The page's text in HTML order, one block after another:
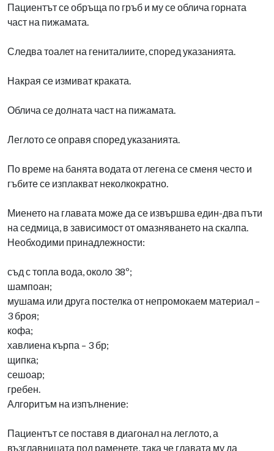
Пациентът се обръща по гръб и му се облича горната
част на пижамата.
Следва тоалет на гениталиите, според указанията.
Накрая се измиват краката.
Облича се долната част на пижамата.
Леглото се оправя според указанията.
По време на банята водата от легена се сменя често и
гъбите се изплакват неколкократно.
Миенето на главата може да се извършва един-два пъти
на седмица, в зависимост от омазняването на скалпа.
Необходими принадлежности:
съд с топла вода, около 38º;
шампоан;
мушама или друга постелка от непромокаем материал –
3 броя;
кофа;
хавлиена кърпа – 3 бр;
щипка;
сешоар;
гребен.
Алгоритъм на изпълнение:
Пациентът се поставя в диагонал на леглото, а
възглавницата под раменете, така че главата му да